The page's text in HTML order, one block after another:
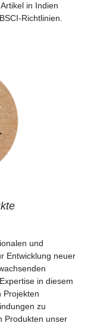
in Indien
Richtlinien.
und
Entwicklung neuer
in diesem
Projekten
zu
Produkten unser